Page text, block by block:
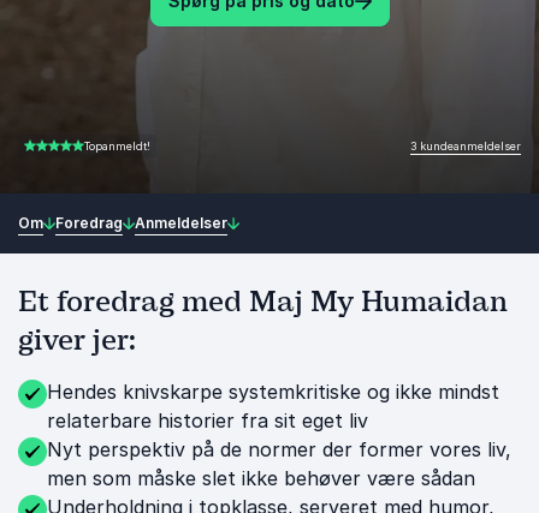
5.00 ud af 5Topanmeldt! 3 kundeanmeldelser
Om Foredrag Anmeldelser
Et foredrag med Maj My Humaidan
giver jer:
Hendes knivskarpe systemkritiske og ikke mindst
relaterbare historier fra sit eget liv
Nyt perspektiv på de normer der former vores liv,
men som måske slet ikke behøver være sådan
Underholdning i topklasse, serveret med humor,